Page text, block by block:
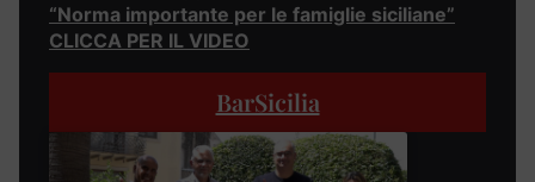
“Norma importante per le famiglie siciliane”
CLICCA PER IL VIDEO
BarSicilia